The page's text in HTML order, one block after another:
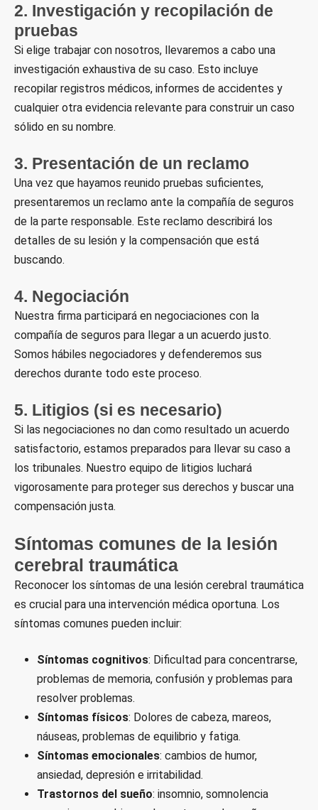
2. Investigación y recopilación de
pruebas
Si elige trabajar con nosotros, llevaremos a cabo una
investigación exhaustiva de su caso. Esto incluye
recopilar registros médicos, informes de accidentes y
cualquier otra evidencia relevante para construir un caso
sólido en su nombre.
3. Presentación de un reclamo
Una vez que hayamos reunido pruebas suficientes,
presentaremos un reclamo ante la compañía de seguros
de la parte responsable. Este reclamo describirá los
detalles de su lesión y la compensación que está
buscando.
4. Negociación
Nuestra firma participará en negociaciones con la
compañía de seguros para llegar a un acuerdo justo.
Somos hábiles negociadores y defenderemos sus
derechos durante todo este proceso.
5. Litigios (si es necesario)
Si las negociaciones no dan como resultado un acuerdo
satisfactorio, estamos preparados para llevar su caso a
los tribunales. Nuestro equipo de litigios luchará
vigorosamente para proteger sus derechos y buscar una
compensación justa.
Síntomas comunes de la lesión
cerebral traumática
Reconocer los síntomas de una lesión cerebral traumática
es crucial para una intervención médica oportuna. Los
síntomas comunes pueden incluir:
Síntomas cognitivos: Dificultad para concentrarse,
problemas de memoria, confusión y problemas para
resolver problemas.
Síntomas físicos: Dolores de cabeza, mareos,
náuseas, problemas de equilibrio y fatiga.
Síntomas emocionales: cambios de humor,
ansiedad, depresión e irritabilidad.
Trastornos del sueño: insomnio, somnolencia